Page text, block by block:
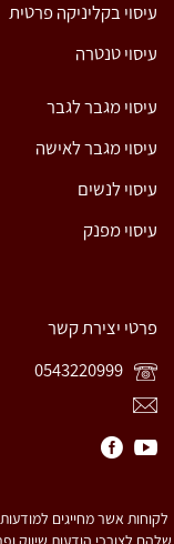
עיסוי בקליניקה פרטית
עיסוי טנטרה
עיסוי מגבר לגבר
עיסוי מגבר לאישה
עיסוי לנשים
עיסוי מפנק
פרטי יצירת קשר
לקוחות אשר מחייגים